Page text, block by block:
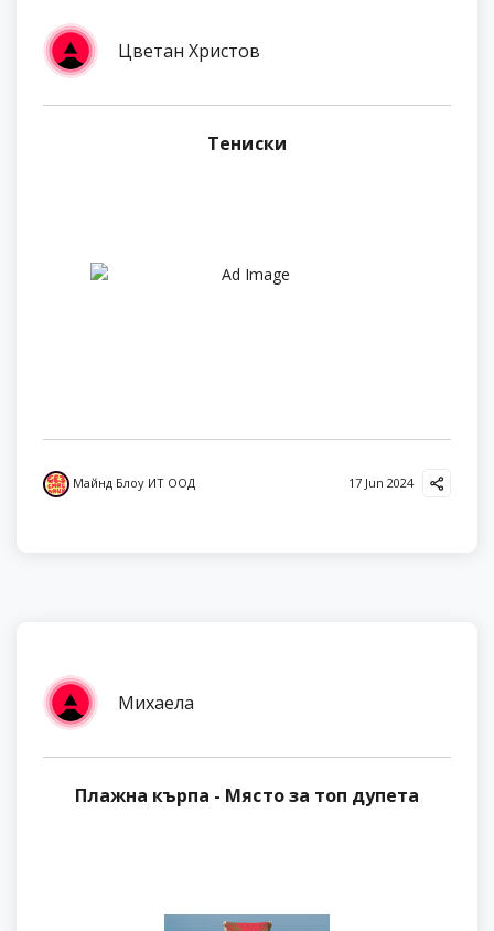
Цветан Христов
Тениски
Майнд Блоу ИТ ООД 17 Jun 2024
Михаела
Плажна кърпа - Място за топ дупета